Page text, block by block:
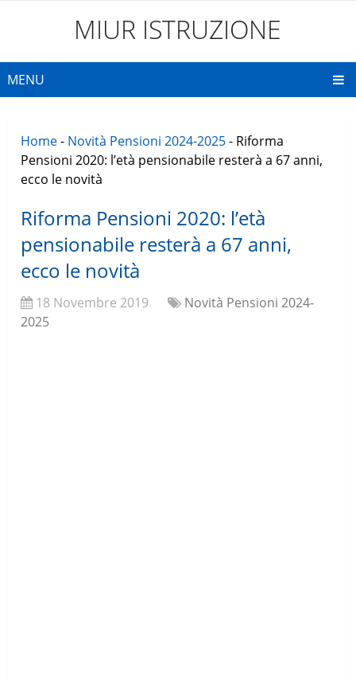
MIUR ISTRUZIONE
MENU
Home- Novità Pensioni 2024-2025- Riforma
Pensioni 2020: l’età pensionabile resterà a 67 anni,
ecco le novità
Riforma Pensioni 2020: l’età
pensionabile resterà a 67 anni,
ecco le novità
18 Novembre 2019
Novità Pensioni 2024-
2025